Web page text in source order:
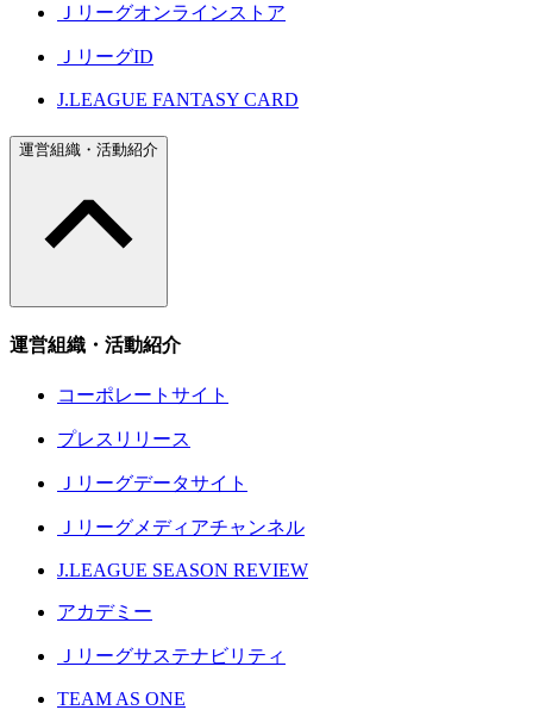
Ｊリーグオンラインストア
ＪリーグID
J.LEAGUE FANTASY CARD
運営組織・活動紹介
運営組織・活動紹介
コーポレートサイト
プレスリリース
Ｊリーグデータサイト
Ｊリーグメディアチャンネル
J.LEAGUE SEASON REVIEW
アカデミー
Ｊリーグサステナビリティ
TEAM AS ONE